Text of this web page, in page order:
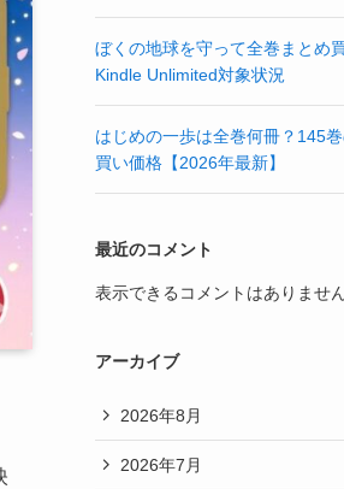
ぼくの地球を守って全巻まとめ
Kindle Unlimited対象状況
はじめの一歩は全巻何冊？145
買い価格【2026年最新】
最近のコメント
表示できるコメントはありません
アーカイブ
2026年8月
2026年7月